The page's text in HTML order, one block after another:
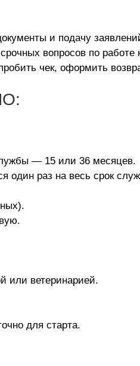
и подачу
вопросов по работе
чек, оформить
— 15 или 36 месяцев.
один раз на весь срок
или ветеринарией.
для старта.